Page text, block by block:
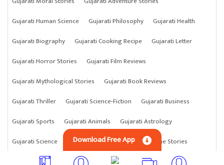
Gujarati Human Science
Gujarati Philosophy
Gujarati Health
Gujarati Biography
Gujarati Cooking Recipe
Gujarati Letter
Gujarati Horror Stories
Gujarati Film Reviews
Gujarati Mythological Stories
Gujarati Book Reviews
Gujarati Thriller
Gujarati Science-Fiction
Gujarati Business
Gujarati Sports
Gujarati Animals
Gujarati Astrology
Gujarati Science
Gujarati Anything Gujarati Crime Stories
Download Free App